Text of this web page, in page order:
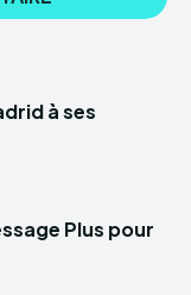
à ses
Plus pour